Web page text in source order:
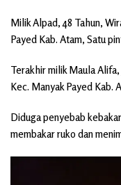
Milik Alpad, 48 Tahun,
Payed Kab. Atam, Satu
Terakhir milik Maula
Kec. Manyak Payed Kab.
Diduga penyebab
membakar ruko dan